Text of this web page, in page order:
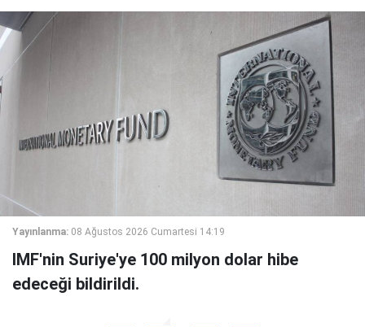
Yayınlanma: 08 Ağustos 2026 Cumartesi 14:19
IMF'nin Suriye'ye 100 milyon dolar hibe
edeceği bildirildi.